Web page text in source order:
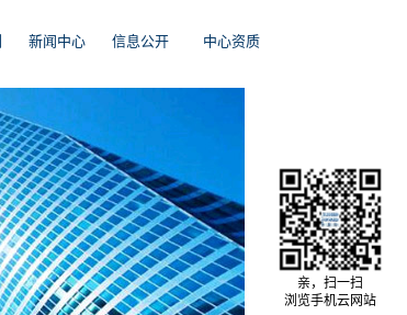
新闻中心 信息公开 中心资质
亲，扫一扫
浏览手机云网站